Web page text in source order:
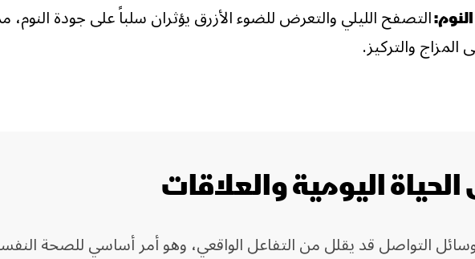
التصفح الليلي والتعرض للضوء الأزرق يؤثران سلباً على جودة النوم،
والتركيز.
الحياة اليومية والعلاقات
التواصل قد يقلل من التفاعل الواقعي، وهو أمر أساسي للصحة